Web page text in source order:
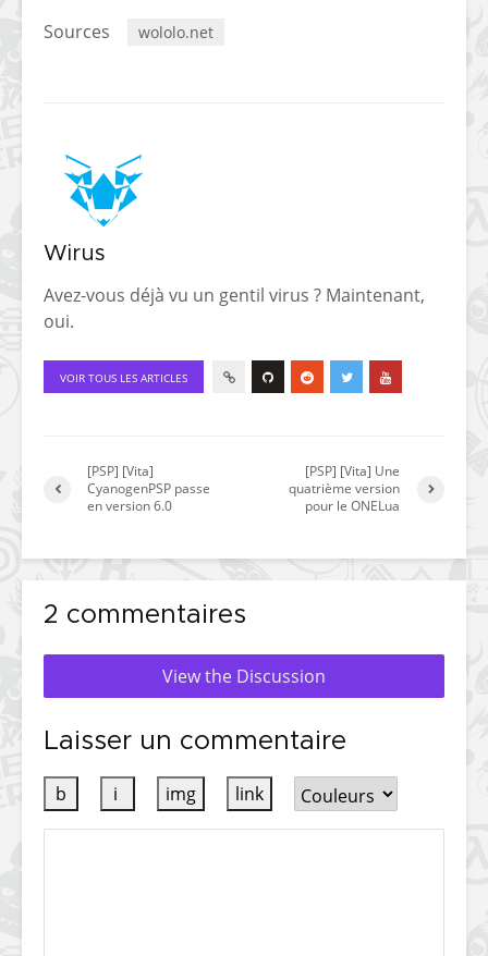
Sources wololo.net
Wirus
Avez-vous déjà vu un gentil virus ? Maintenant,
oui.
VOIR TOUS LES ARTICLES
[PSP] [Vita]
CyanogenPSP passe
en version 6.0
[PSP] [Vita] Une
quatrième version
pour le ONELua
2 commentaires
View the Discussion
Laisser un commentaire